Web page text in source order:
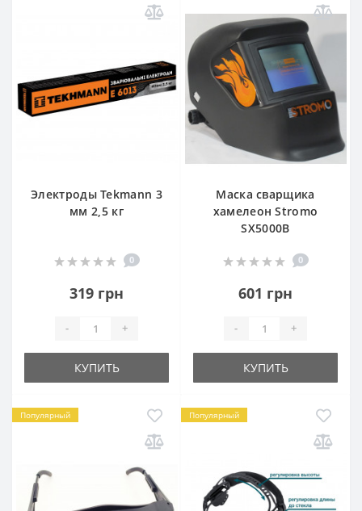
Электроды Tekmann 3
мм 2,5 кг
0
319 грн
- +
КУПИТЬ
Маска сварщика
хамелеон Stromo
SX5000B
0
601 грн
- +
КУПИТЬ
Популярный Популярный